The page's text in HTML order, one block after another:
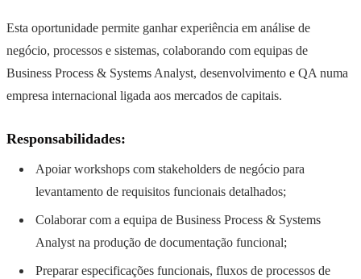
Esta oportunidade permite ganhar experiência em análise de
negócio, processos e sistemas, colaborando com equipas de
Business Process & Systems Analyst, desenvolvimento e QA numa
empresa internacional ligada aos mercados de capitais.
Responsabilidades:
Apoiar workshops com stakeholders de negócio para
levantamento de requisitos funcionais detalhados;
Colaborar com a equipa de Business Process & Systems
Analyst na produção de documentação funcional;
Preparar especificações funcionais, fluxos de processos de